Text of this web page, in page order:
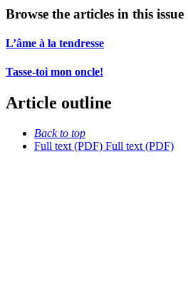
Browse the articles in this issue
L’âme à la tendresse
Tasse-toi mon oncle!
Article outline
Back to top
Full text (PDF) Full text (PDF)